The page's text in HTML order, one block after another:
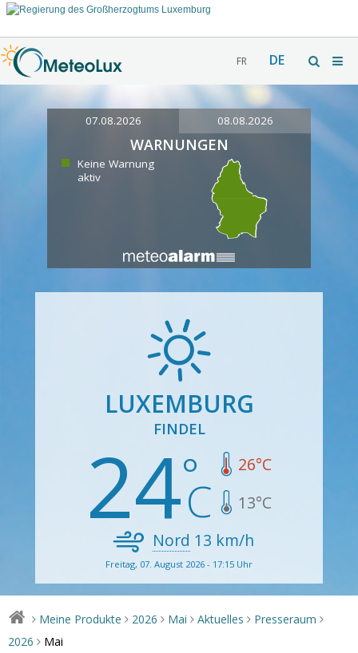
FR DE
07.08.2026 08.08.2026
WARNUNGEN
Keine Warnung
aktiv
LUXEMBURG
FINDEL
24 26°C
13°C
Nord 13 km/h
Freitag, 07. August 2026 - 17:15 Uhr
> Meine Produkte > 2026 > Mai > Aktuelles > Presseraum >
2026 > Mai